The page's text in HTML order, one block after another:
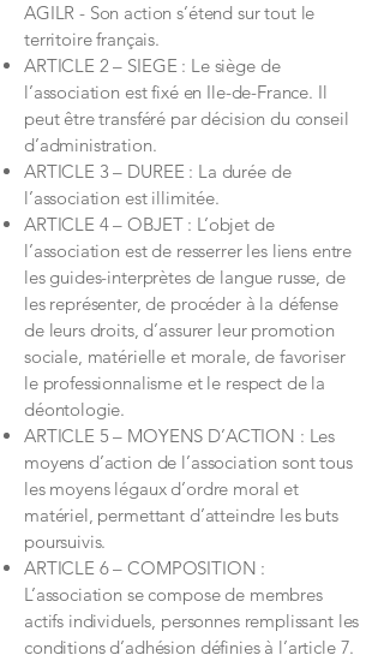
AGILR - Son action s’étend sur tout le
territoire français.
ARTICLE 2 – SIEGE : Le siège de
l’association est fixé en Ile-de-France. Il
peut être transféré par décision du conseil
d’administration.
ARTICLE 3 – DUREE : La durée de
l’association est illimitée.
ARTICLE 4 – OBJET : L’objet de
l’association est de resserrer les liens entre
les guides-interprètes de langue russe, de
les représenter, de procéder à la défense
de leurs droits, d’assurer leur promotion
sociale, matérielle et morale, de favoriser
le professionnalisme et le respect de la
déontologie.
ARTICLE 5 – MOYENS D’ACTION : Les
moyens d’action de l’association sont tous
les moyens légaux d’ordre moral et
matériel, permettant d’atteindre les buts
poursuivis.
ARTICLE 6 – COMPOSITION :
L’association se compose de membres
actifs individuels, personnes remplissant les
conditions d’adhésion définies à l’article 7.